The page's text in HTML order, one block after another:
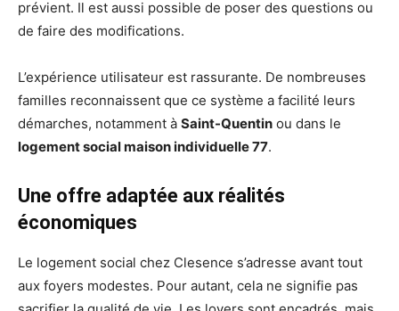
prévient. Il est aussi possible de poser des questions ou
de faire des modifications.
L’expérience utilisateur est rassurante. De nombreuses
familles reconnaissent que ce système a facilité leurs
démarches, notamment à Saint-Quentin ou dans le
logement social maison individuelle 77.
Une offre adaptée aux réalités
économiques
Le logement social chez Clesence s’adresse avant tout
aux foyers modestes. Pour autant, cela ne signifie pas